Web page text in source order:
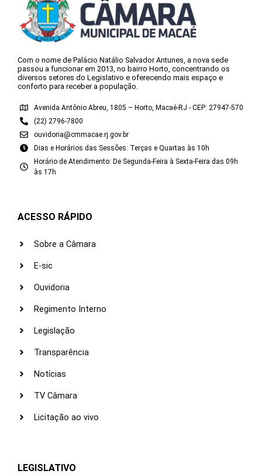
Com o nome de Palácio Natálio Salvador Antunes, a nova sede
passou a funcionar em 2013, no bairro Horto, concentrando os
diversos setores do Legislativo e oferecendo mais espaço e
conforto para receber a população.
Avenida Antônio Abreu, 1805 – Horto, Macaé-RJ - CEP: 27947-570
(22) 2796-7800
ouvidoria@cmmacae.rj.gov.br
Dias e Horários das Sessões: Terças e Quartas às 10h
Horário de Atendimento: De Segunda-Feira à Sexta-Feira das 09h
às 17h
ACESSO RÁPIDO
Sobre a Câmara
E-sic
Ouvidoria
Regimento Interno
Legislação
Transparência
Notícias
TV Câmara
Licitação ao vivo
LEGISLATIVO